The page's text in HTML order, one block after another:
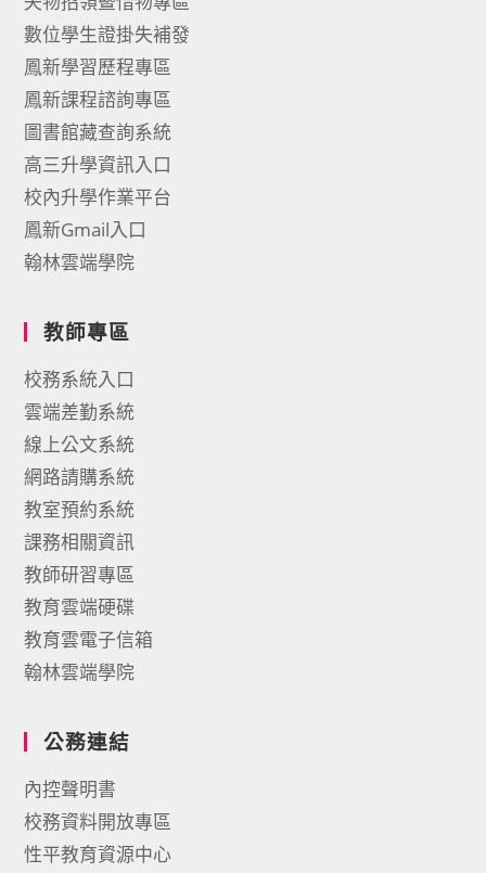
數位學生證掛失補發
鳳新學習歷程專區
鳳新課程諮詢專區
圖書館藏查詢系統
高三升學資訊入口
校內升學作業平台
鳳新Gmail入口
翰林雲端學院
教師專區
校務系統入口
雲端差勤系統
線上公文系統
網路請購系統
教室預約系統
課務相關資訊
教師研習專區
教育雲端硬碟
教育雲電子信箱
翰林雲端學院
公務連結
內控聲明書
校務資料開放專區
性平教育資源中心